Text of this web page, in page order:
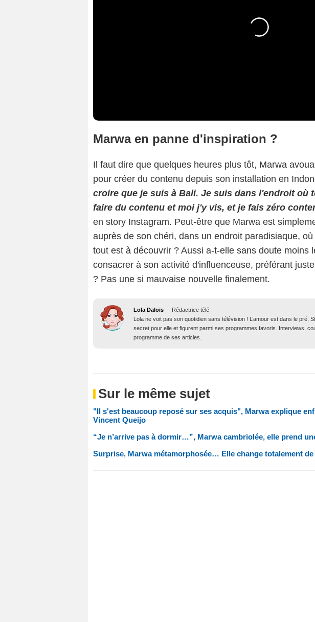
Marwa en panne d'inspiration ?
Il faut dire que quelques heures plus tôt, Marwa
pour créer du contenu depuis son installation en
croire que je suis à Bali. Je suis dans l'endroit où
faire du contenu et moi j'y vis, et je fais zéro
en story Instagram. Peut-être que Marwa est
auprès de son chéri, dans un endroit paradisiaque,
tout est à découvrir ? Aussi a-t-elle sans doute moins
consacrer à son activité d'influenceuse, préférant
? Pas une si mauvaise nouvelle finalement.
Lola Dalois - Rédactrice télé
Lola ne voit pas son quotidien sans télévision ! L’amour est dans le pré,
secret pour elle et figurent parmi ses programmes favoris. Interviews,
programme de ses articles.
Sur le même sujet
"Il s'est beaucoup reposé sur ses acquis", Marwa explique
Vincent Queijo
“Je n’arrive pas à dormir…”, Marwa cambriolée, elle prend
Surprise, Marwa métamorphosée… Elle change totalement